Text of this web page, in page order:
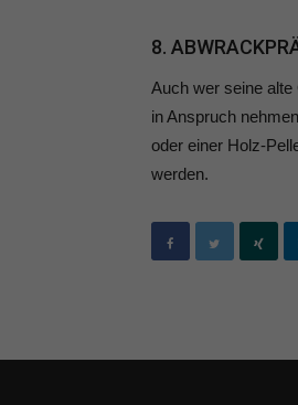
8.
Auch wer seine
in Anspruch
oder einer Holz-
werden.